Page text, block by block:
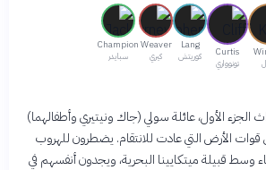
Curtis
تونوواري
Lang
كوريتش
Weaver
كيري
Champion
سبايدر
الجزء الأول، عائلة سولي (جاك ونيتيري وأطفالهما)
قوات الأرض التي عادت للانتقام. يضطرون للهروب
وسط قبيلة ميتكايينا البحرية، ويجدون أنفسهم في